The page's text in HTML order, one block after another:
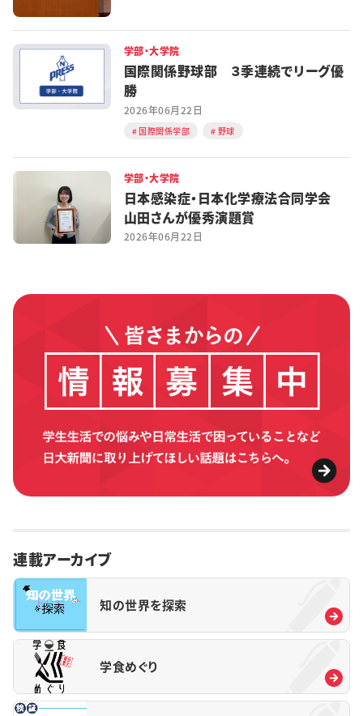
学部・大学院
国際関係野球部 ３季連続でリーグ優
勝
2026年06月22日
国際関係学部 野球
学部・大学院
日本感染症・日本化学療法合同学会
山田さんが優秀演題賞
2026年06月22日
連載アーカイブ
知の世界を探索
学食めぐり